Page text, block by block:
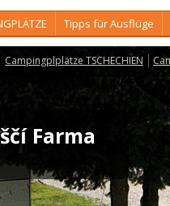
Tipps für Ausflüge
Campingplplätze TSCHECHIEN
Farma